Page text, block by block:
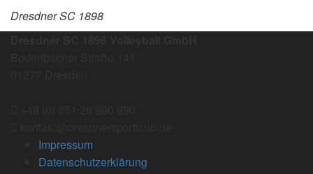
Dresdner SC 1898
Impressum
Datenschutzerklärung